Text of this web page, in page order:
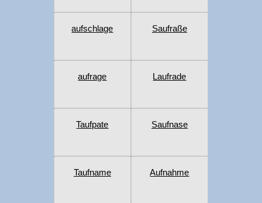
aufschlage Saufraße
aufrage Laufrade
Taufpate Saufnase
Taufname Aufnahme